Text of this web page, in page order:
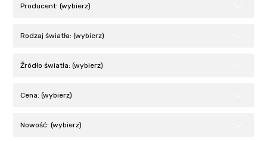
Producent: (wybierz)
Rodzaj światła: (wybierz)
Źródło światła: (wybierz)
Cena: (wybierz)
Nowość: (wybierz)